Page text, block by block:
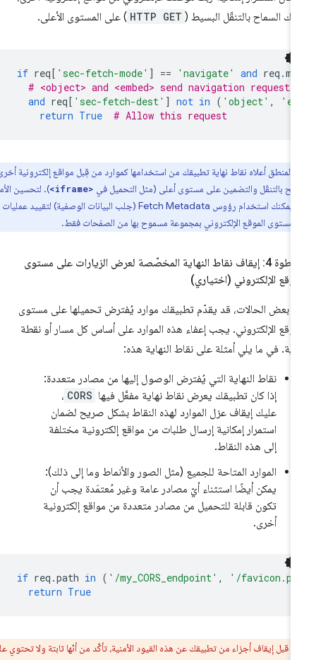
السماح بالتنقّل البسيط ( HTTP GET ) على المستوى الأعلى.
if req['sec-fetch-mode'] == 'navigate' and req
# <object> and <embed> send navigation
and
req['sec-fetch-dest'] not in ('object' ,
return True # Allow this request
أعلاه نقاط نهاية تطبيقك من استخدامها كموارد من قِبل مواقع إلكترونية أخرى،
بالتنقّل والتضمين على مستوى أعلى (مثل التحميل في <iframe>). لتحسين الأمان
بشكل أكبر، يمكنك استخدام رؤوس Fetch Metadata (جلب البيانات الوصفية) لتقييد عمليات
مستوى الموقع الإلكتروني بمجموعة مسموح بها من الصفحات فقط.
الخطوة 4: إيقاف نقاط النهاية المخصّصة لعرض الزيارات على مستوى
الإلكتروني (اختياري)
بعض الحالات، قد يقدّم تطبيقك موارد يُفترض تحميلها على مستوى
الإلكتروني. يجب إعفاء هذه الموارد على أساس كل مسار أو نقطة
في ما يلي أمثلة على نقاط النهاية هذه:
نقاط النهاية التي يُفترض الوصول إليها من مصادر متعددة:
إذا كان تطبيقك يعرض نقاط نهاية مفعَّل فيها CORS ،
عليك إيقاف عزل الموارد لهذه النقاط بشكل صريح لضمان
استمرار إمكانية إرسال طلبات من مواقع إلكترونية مختلفة
إلى هذه النقاط.
الموارد المتاحة للجميع (مثل الصور والأنماط وما إلى ذلك):
يمكن أيضًا استثناء أيّ مصادر عامة وغير مُعتمَدة يجب أن
تكون قابلة للتحميل من مصادر متعددة من مواقع إلكترونية
أخرى.
if req.path in ('/my_CORS_endpoint' , '/
return True
قبل إيقاف أجزاء من تطبيقك عن هذه القيود الأمنية، تأكَّد من أنّها ثابتة ولا تحتوي على